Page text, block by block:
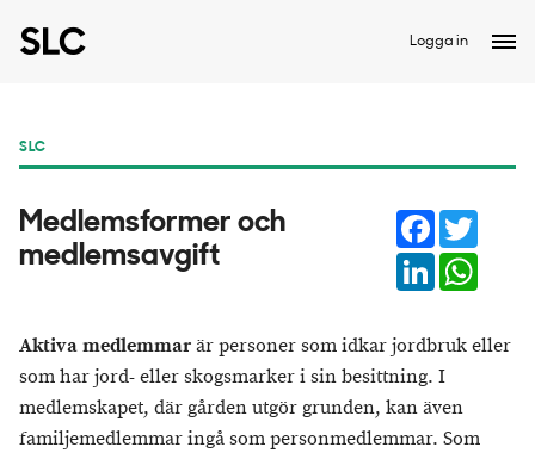
Logga in
SLC
Medlemsformer och
medlemsavgift
Facebook
LinkedIn
Aktiva medlemmarär personer som idkar jordbruk eller
som har jord- eller skogsmarker i sin besittning. I
medlemskapet, där gården utgör grunden, kan även
familjemedlemmar ingå som personmedlemmar. Som